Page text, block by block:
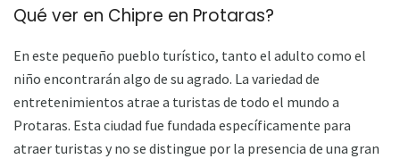
Qué ver en Chipre en Protaras?
En este pequeño pueblo turístico, tanto el adulto como el
niño encontrarán algo de su agrado. La variedad de
entretenimientos atrae a turistas de todo el mundo a
Protaras. Esta ciudad fue fundada específicamente para
atraer turistas y no se distingue por la presencia de una gran